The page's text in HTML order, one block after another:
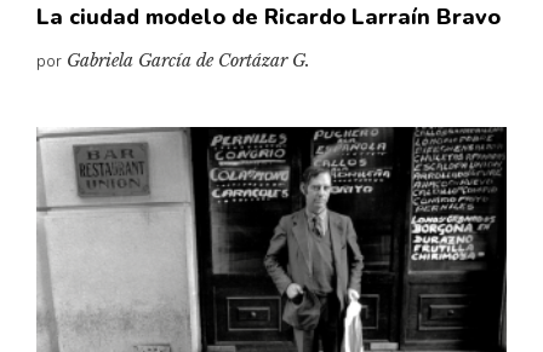
La ciudad modelo de Ricardo Larraín Bravo
por Gabriela García de Cortázar G.